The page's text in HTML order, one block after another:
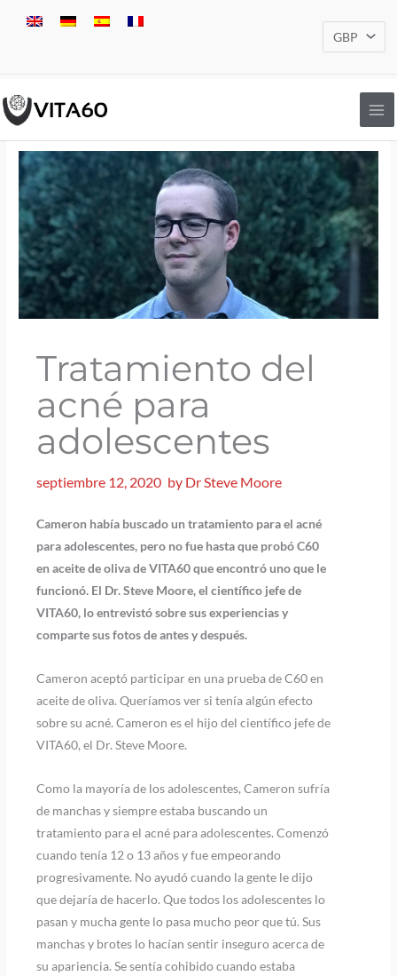
Tratamiento del
acné para
adolescentes
septiembre 12, 2020 by Dr Steve Moore
Cameron había buscado un tratamiento para el acné
para adolescentes, pero no fue hasta que probó C60
en aceite de oliva de VITA60 que encontró uno que le
funcionó. El Dr. Steve Moore, el científico jefe de
VITA60, lo entrevistó sobre sus experiencias y
comparte sus fotos de antes y después.
Cameron aceptó participar en una prueba de C60 en
aceite de oliva. Queríamos ver si tenía algún efecto
sobre su acné. Cameron es el hijo del científico jefe de
VITA60, el Dr. Steve Moore.
Como la mayoría de los adolescentes, Cameron sufría
de manchas y siempre estaba buscando un
tratamiento para el acné para adolescentes. Comenzó
cuando tenía 12 o 13 años y fue empeorando
progresivamente. No ayudó cuando la gente le dijo
que dejaría de hacerlo. Que todos los adolescentes lo
pasan y mucha gente lo pasa mucho peor que tú. Sus
manchas y brotes lo hacían sentir inseguro acerca de
su apariencia. Se sentía cohibido cuando estaba